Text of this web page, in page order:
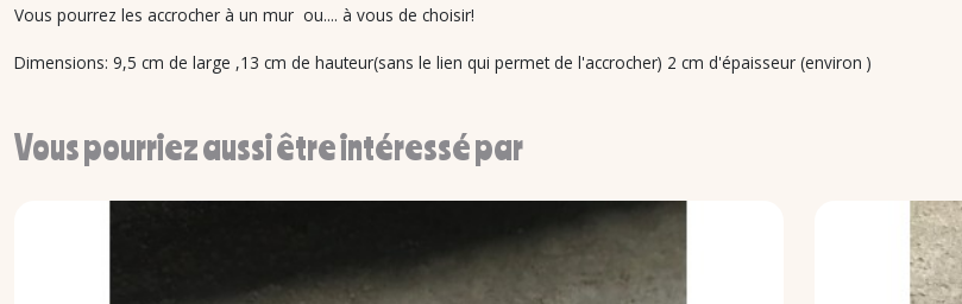
Vous pourrez les accrocher à un mur ou.... à vous de choisir!
Dimensions: 9,5 cm de large ,13 cm de hauteur(sans le lien qui permet de l'accrocher) 2 cm d'épaisseur (environ )
Vous pourriez aussi être intéressé par